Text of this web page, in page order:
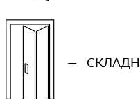
—